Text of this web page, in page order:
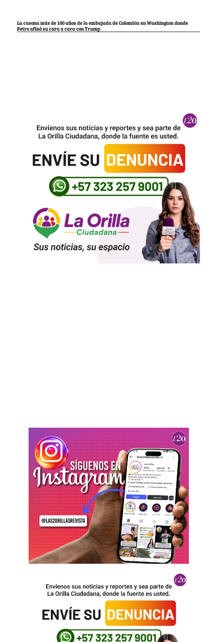
La casona más de 100 años de la embajada de Colombia en Washington donde
Petro afinó su cara a cara con Trump